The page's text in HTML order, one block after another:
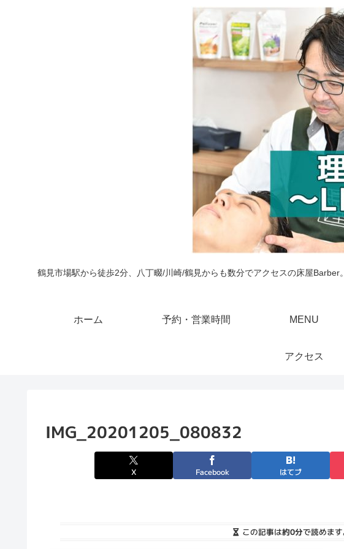
鶴見市場駅から徒歩2分、八丁畷/川崎/鶴見からも数分でアクセスの床屋
ホーム 予約・営業時間 MENU
アクセス
IMG_20201205_080832
X Facebook はてブ
この記事は約0分で読めます